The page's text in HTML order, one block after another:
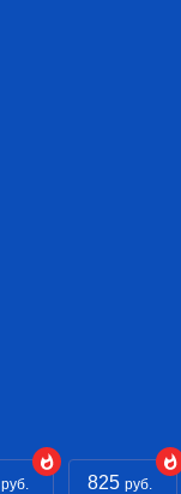
руб. 825 руб.